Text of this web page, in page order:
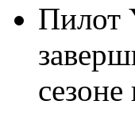
Пилот